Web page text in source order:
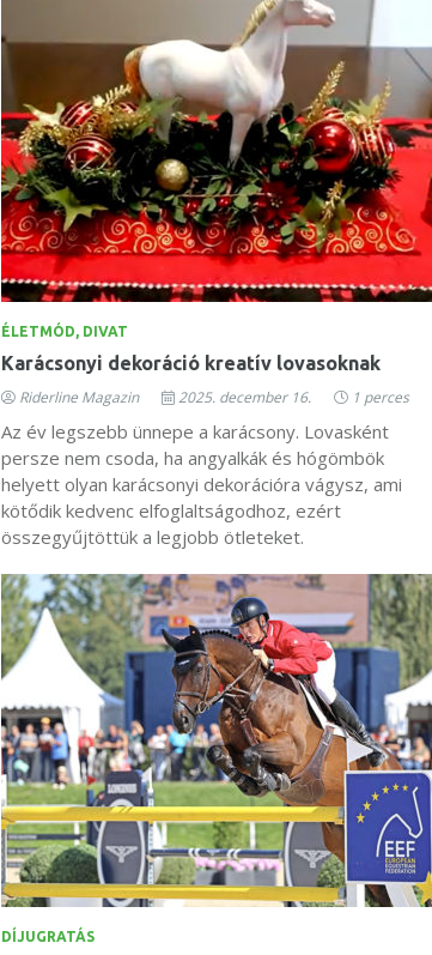
ÉLETMÓD, DIVAT
Karácsonyi dekoráció kreatív lovasoknak
Riderline Magazin 2025. december 16. 1 perces
Az év legszebb ünnepe a karácsony. Lovasként
persze nem csoda, ha angyalkák és hógömbök
helyett olyan karácsonyi dekorációra vágysz, ami
kötődik kedvenc elfoglaltságodhoz, ezért
összegyűjtöttük a legjobb ötleteket.
DÍJUGRATÁS